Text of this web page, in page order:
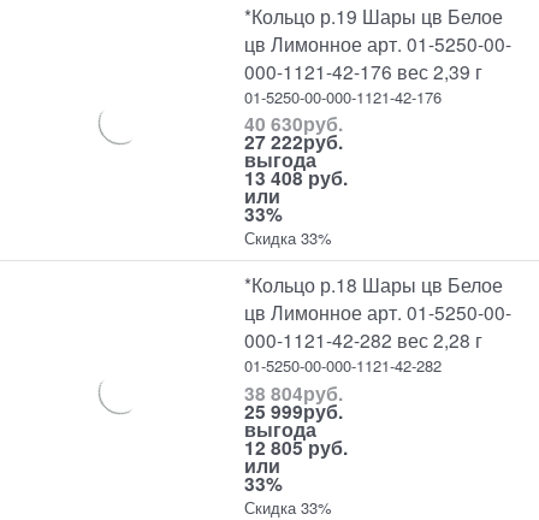
*Кольцо р.19 Шары цв Белое
цв Лимонное арт. 01-5250-00-
000-1121-42-176 вес 2,39 г
01-5250-00-000-1121-42-176
40 630руб.
27 222руб.
выгода
13 408 руб.
или
33%
Скидка 33%
*Кольцо р.18 Шары цв Белое
цв Лимонное арт. 01-5250-00-
000-1121-42-282 вес 2,28 г
01-5250-00-000-1121-42-282
38 804руб.
25 999руб.
выгода
12 805 руб.
или
33%
Скидка 33%